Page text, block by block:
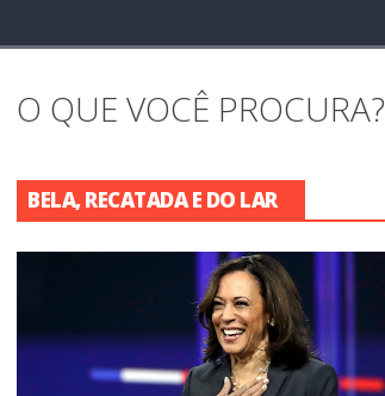
O QUE VOCÊ PROCURA?
BELA, RECATADA E DO LAR